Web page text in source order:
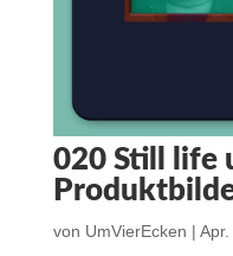
020 Still life
von UmVierEcken |